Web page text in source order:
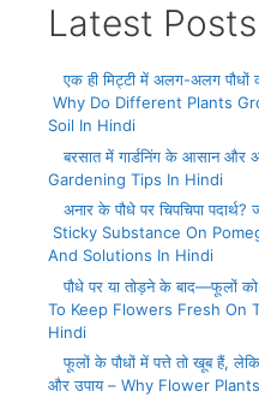
Latest Posts
एक ही मिट्टी में अलग-अलग पौधों
Why Do Different Plants
Soil In Hindi
बरसात में गार्डनिंग के आसान
Gardening Tips In Hindi
अनार के पौधे पर चिपचिपा
Sticky Substance On
And Solutions In Hindi
पौधे पर या तोड़ने के
To Keep Flowers Fresh On
Hindi
फूलों के पौधों में पत्ते तो खूब हैं,
और उपाय – Why Flower